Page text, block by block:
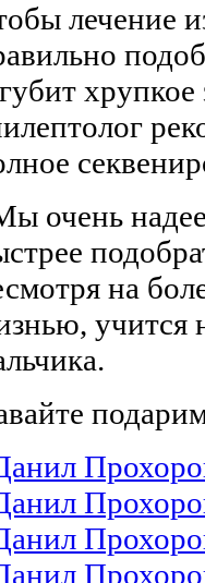
лечение
очень
на
учится